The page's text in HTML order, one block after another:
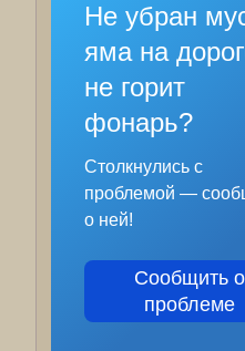
Не убран
яма на
не горит
фонарь?
Столкнулись с
проблемой —
о ней!
Сообщить о
проблеме